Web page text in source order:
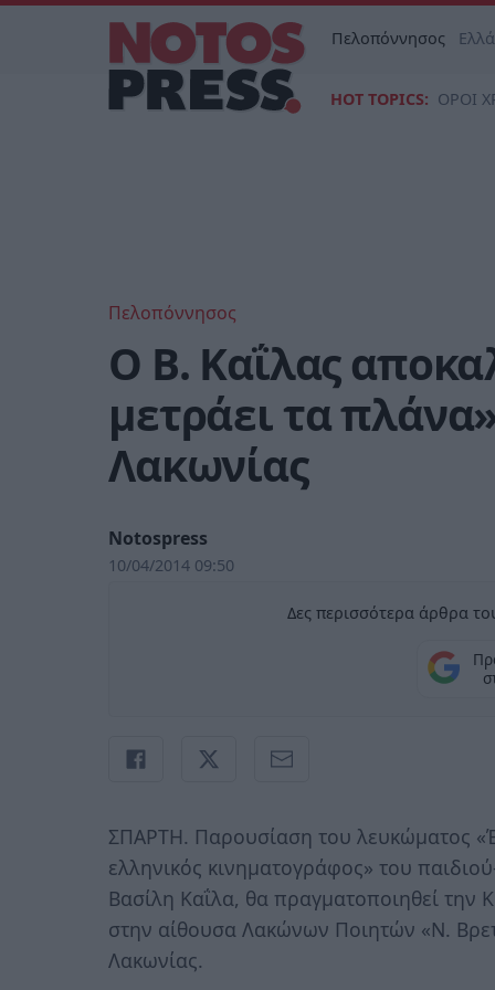
Πελοπόννησος
HOT TOPICS: ΟΡΟΙ
Πελοπόννησος
Ο Β. Καΐλας
μετράει τα
Λακωνίας
Notospress
10/04/2014 09:50
Δες περισσότερα άρθρα
ΣΠΑΡΤΗ. Παρουσίαση του λευκώματος
ελληνικός κινηματογράφος» του
Βασίλη Καΐλα, θα πραγματοποιηθεί την
στην αίθουσα Λακώνων Ποιητών «Ν.
Λακωνίας.